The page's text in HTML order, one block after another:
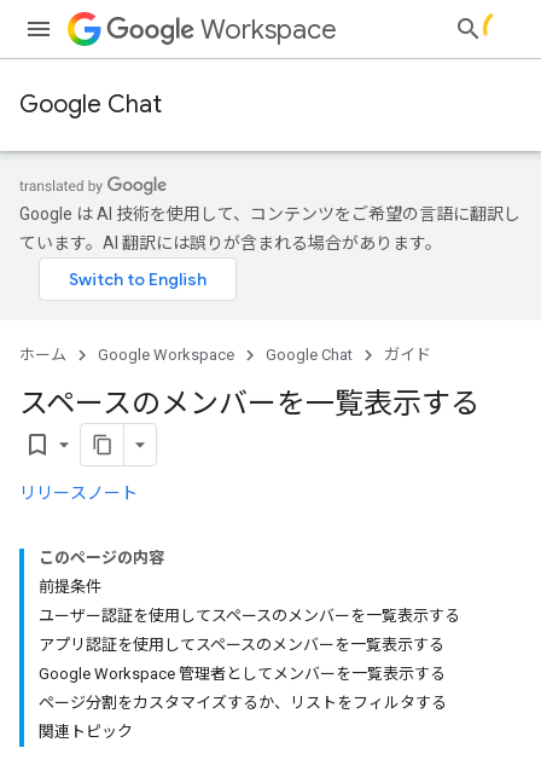
Workspace
Google Chat
Google は AI 技術を使用して、コンテンツをご希望の言語に翻訳し
ています。AI 翻訳には誤りが含まれる場合があります。
ホーム Google Workspace Google Chat ガイド
スペースのメンバーを一覧表示する
bookmark_border
リリースノート
このページの内容
前提条件
ユーザー認証を使用してスペースのメンバーを一覧表示する
アプリ認証を使用してスペースのメンバーを一覧表示する
Google Workspace 管理者としてメンバーを一覧表示する
ページ分割をカスタマイズするか、リストをフィルタする
関連トピック